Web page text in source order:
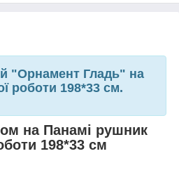
"Орнамент Гладь" на
роботи 198*33 см.
на Панамі рушник
198*33 см